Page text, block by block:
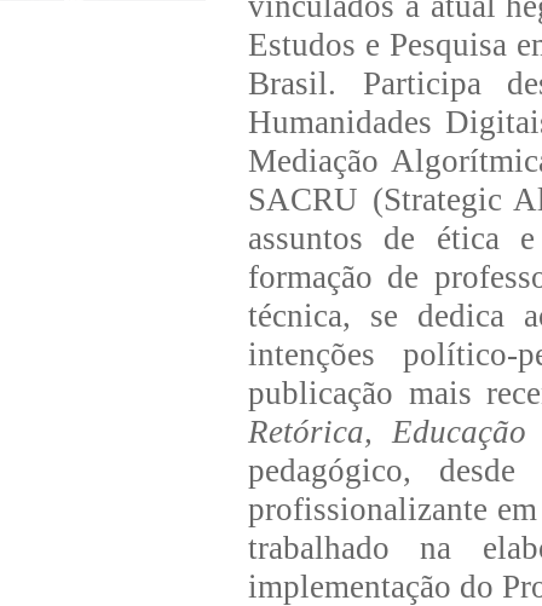
Estudos e Pesquisa
Brasil. Participa
Humanidades
Mediação
SACRU (Strategic
assuntos de ética
formação de
técnica, se dedica
intenções político-
publicação mais
Retórica,
pedagógico,
profissionalizante
trabalhado na
implementação do